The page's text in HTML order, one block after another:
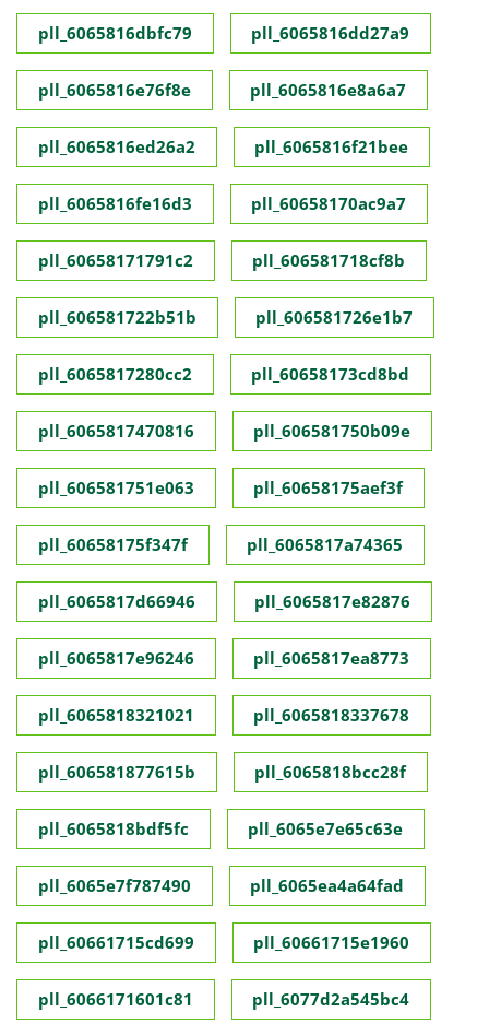
pll_6065816dbfc79 pll_6065816dd27a9
pll_6065816e76f8e pll_6065816e8a6a7
pll_6065816ed26a2 pll_6065816f21bee
pll_6065816fe16d3 pll_60658170ac9a7
pll_60658171791c2 pll_606581718cf8b
pll_606581722b51b pll_606581726e1b7
pll_6065817280cc2 pll_60658173cd8bd
pll_6065817470816 pll_606581750b09e
pll_606581751e063 pll_60658175aef3f
pll_60658175f347f pll_6065817a74365
pll_6065817d66946 pll_6065817e82876
pll_6065817e96246 pll_6065817ea8773
pll_6065818321021 pll_6065818337678
pll_606581877615b pll_6065818bcc28f
pll_6065818bdf5fc pll_6065e7e65c63e
pll_6065e7f787490 pll_6065ea4a64fad
pll_60661715cd699 pll_60661715e1960
pll_6066171601c81 pll_6077d2a545bc4